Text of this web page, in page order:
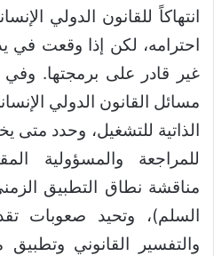
انتهاكاً للقانون الدولي
احترامه، لكن إذا وقعت في
غير قادر على برمجتها.
مسائل القانون الدولي
الذاتية للتشغيل، وحدد متى
للمراجعة والمسؤولية
مناقشة نطاق التطبيق
السلم)، وتحيد صعوبات
والتفسير القانوني وتطبيق